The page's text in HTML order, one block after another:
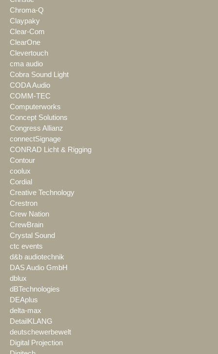
Chroma-Q
Claypaky
Clear-Com
ClearOne
Clevertouch
cma audio
Cobra Sound Light
CODA Audio
COMM-TEC
Computerworks
Concept Solutions
Congress Allianz
connectSignage
CONRAD Licht & Rigging
Contour
coolux
Cordial
Creative Technology
Crestron
Crew Nation
CrewBrain
Crystal Sound
ctc events
d&b audiotechnik
DAS Audio GmbH
dblux
dBTechnologies
DEAplus
delta-max
DetailKLANG
deutschewerbewelt
Digital Projection